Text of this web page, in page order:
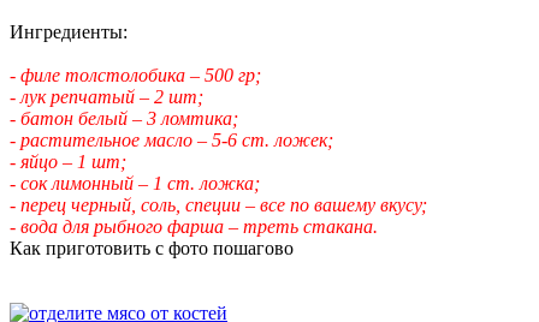
Ингредиенты:
- филе толстолобика – 500 гр;
- лук репчатый – 2 шт;
- батон белый – 3 ломтика;
- растительное масло – 5-6 ст. ложек;
- яйцо – 1 шт;
- сок лимонный – 1 ст. ложка;
- перец черный, соль, специи – все по вашему вкусу;
- вода для рыбного фарша – треть стакана.
Как приготовить с фото пошагово